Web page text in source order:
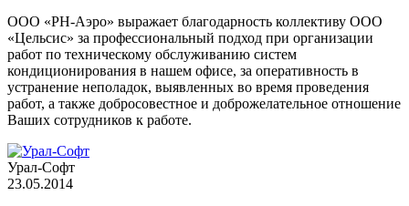
ООО «РН-Аэро» выражает благодарность коллективу ООО
«Цельсис» за профессиональный подход при организации
работ по техническому обслуживанию систем
кондиционирования в нашем офисе, за оперативность в
устранение неполадок, выявленных во время проведения
работ, а также добросовестное и доброжелательное отношение
Ваших сотрудников к работе.
Урал-Софт
23.05.2014